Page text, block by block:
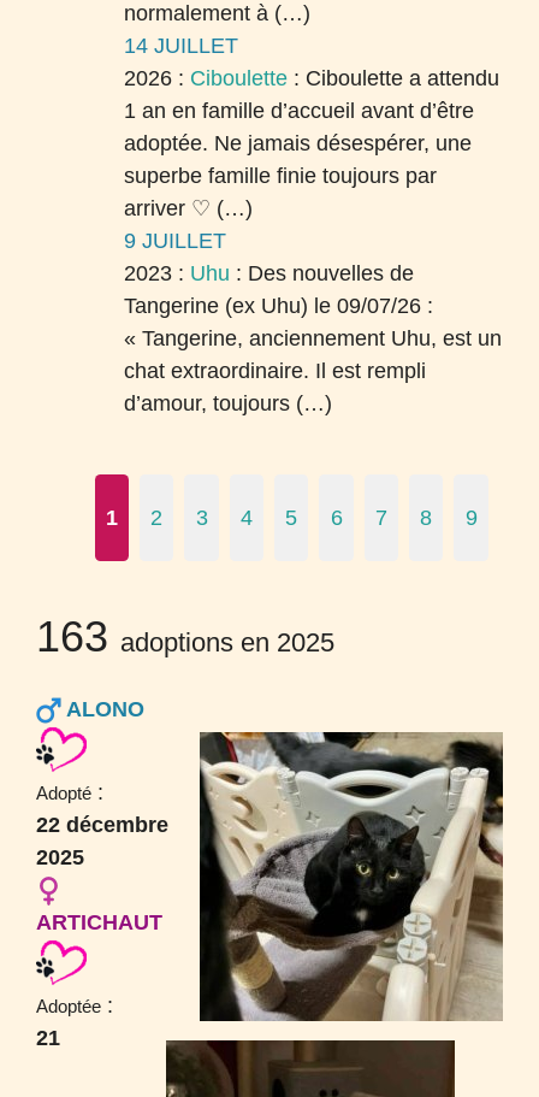
normalement à (…)
14 JUILLET
2026 : Ciboulette : Ciboulette a attendu
1 an en famille d’accueil avant d’être
adoptée. Ne jamais désespérer, une
superbe famille finie toujours par
arriver ♡ (…)
9 JUILLET
2023 : Uhu : Des nouvelles de
Tangerine (ex Uhu) le 09/07/26 :
« Tangerine, anciennement Uhu, est un
chat extraordinaire. Il est rempli
d’amour, toujours (…)
1 2 3 4 5 6 7 8 9
163 adoptions en 2025
ALONO
Adopté :
22 décembre
2025
ARTICHAUT
Adoptée :
21